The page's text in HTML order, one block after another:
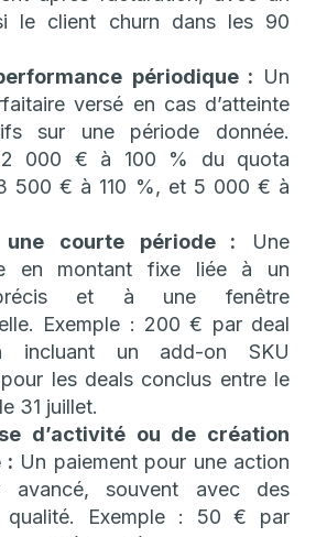
le client churn dans les 90
périodique : Un
versé en cas d’atteinte
sur une période donnée.
2 000 € à 100 % du quota
500 € à 110 %, et 5 000 € à
une courte période : Une
en montant fixe liée à un
et à une fenêtre
Exemple : 200 € par deal
incluant un add-on SKU
les deals conclus entre le
31 juillet.
d’activité ou de création
: Un paiement pour une action
avancé, souvent avec des
qualité. Exemple : 50 € par